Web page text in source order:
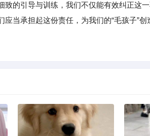
的引导与训练，我们不仅能有效纠正这
当承担起这份责任，为我们的“毛孩子”